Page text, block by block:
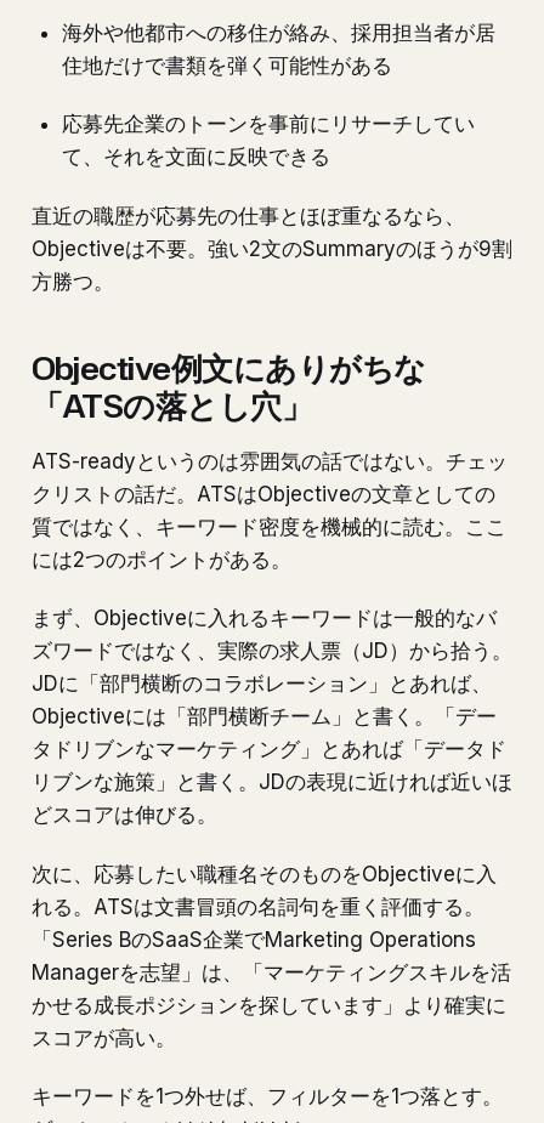
海外や他都市への移住が絡み、採用担当者が居
住地だけで書類を弾く可能性がある
応募先企業のトーンを事前にリサーチしてい
て、それを文面に反映できる
直近の職歴が応募先の仕事とほぼ重なるなら、
Objectiveは不要。強い2文のSummaryのほうが9割
方勝つ。
Objective例文にありがちな
「ATSの落とし穴」
ATS-readyというのは雰囲気の話ではない。チェッ
クリストの話だ。ATSはObjectiveの文章としての
質ではなく、キーワード密度を機械的に読む。ここ
には2つのポイントがある。
まず、Objectiveに入れるキーワードは一般的なバ
ズワードではなく、実際の求人票（JD）から拾う。
JDに「部門横断のコラボレーション」とあれば、
Objectiveには「部門横断チーム」と書く。「デー
タドリブンなマーケティング」とあれば「データド
リブンな施策」と書く。JDの表現に近ければ近いほ
どスコアは伸びる。
次に、応募したい職種名そのものをObjectiveに入
れる。ATSは文書冒頭の名詞句を重く評価する。
「Series BのSaaS企業でMarketing Operations
Managerを志望」は、「マーケティングスキルを活
かせる成長ポジションを探しています」より確実に
スコアが高い。
キーワードを1つ外せば、フィルターを1つ落とす。